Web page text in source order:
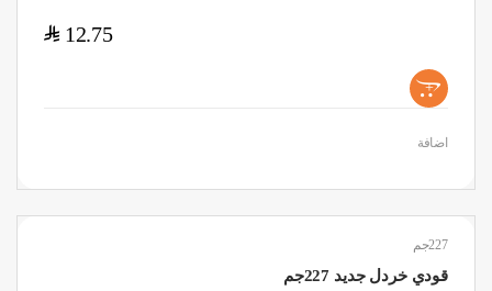
12.75
$
+
اضافة
227جم
قودي خردل جديد 227جم